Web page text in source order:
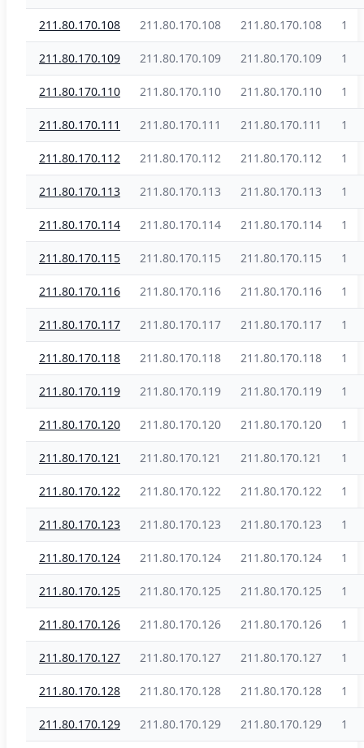
211.80.170.108 211.80.170.108 211.80.170.108 1
211.80.170.109 211.80.170.109 211.80.170.109 1
211.80.170.110 211.80.170.110 211.80.170.110 1
211.80.170.111 211.80.170.111 211.80.170.111 1
211.80.170.112 211.80.170.112 211.80.170.112 1
211.80.170.113 211.80.170.113 211.80.170.113 1
211.80.170.114 211.80.170.114 211.80.170.114 1
211.80.170.115 211.80.170.115 211.80.170.115 1
211.80.170.116 211.80.170.116 211.80.170.116 1
211.80.170.117 211.80.170.117 211.80.170.117 1
211.80.170.118 211.80.170.118 211.80.170.118 1
211.80.170.119 211.80.170.119 211.80.170.119 1
211.80.170.120 211.80.170.120 211.80.170.120 1
211.80.170.121 211.80.170.121 211.80.170.121 1
211.80.170.122 211.80.170.122 211.80.170.122 1
211.80.170.123 211.80.170.123 211.80.170.123 1
211.80.170.124 211.80.170.124 211.80.170.124 1
211.80.170.125 211.80.170.125 211.80.170.125 1
211.80.170.126 211.80.170.126 211.80.170.126 1
211.80.170.127 211.80.170.127 211.80.170.127 1
211.80.170.128 211.80.170.128 211.80.170.128 1
211.80.170.129 211.80.170.129 211.80.170.129 1